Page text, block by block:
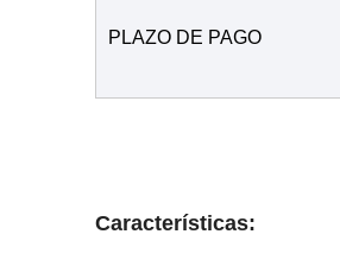
PLAZO DE PAGO
Características: